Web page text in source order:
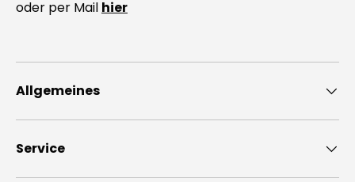
oder per Mail hier
Allgemeines
Service